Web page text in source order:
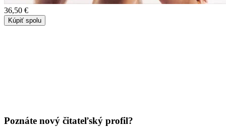
36,50 €
Kúpiť spolu
Poznáte nový čitateľský profil?